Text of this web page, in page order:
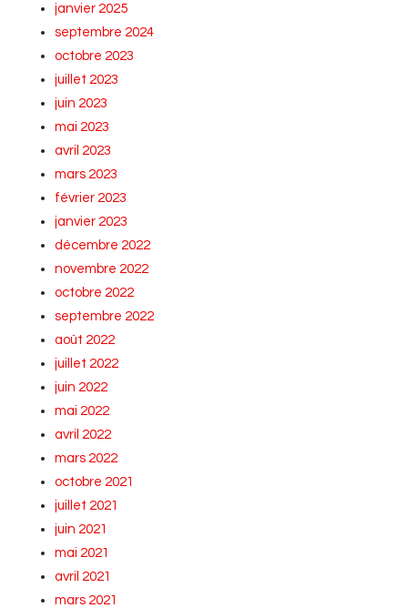
janvier 2025
septembre 2024
octobre 2023
juillet 2023
juin 2023
mai 2023
avril 2023
mars 2023
février 2023
janvier 2023
décembre 2022
novembre 2022
octobre 2022
septembre 2022
août 2022
juillet 2022
juin 2022
mai 2022
avril 2022
mars 2022
octobre 2021
juillet 2021
juin 2021
mai 2021
avril 2021
mars 2021